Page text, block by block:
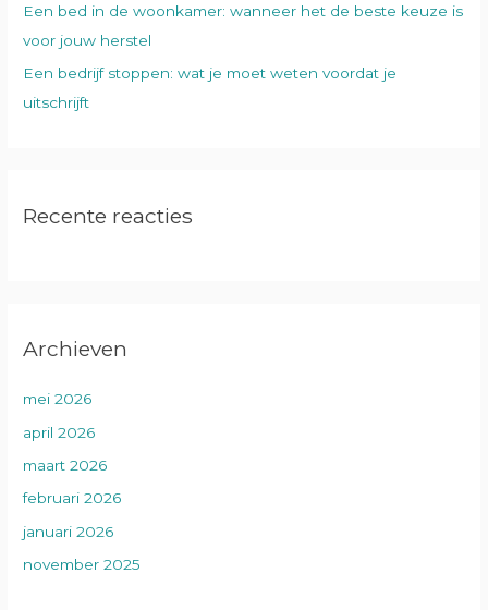
Een bed in de woonkamer: wanneer het de beste keuze is
voor jouw herstel
Een bedrijf stoppen: wat je moet weten voordat je
uitschrijft
Recente reacties
Archieven
mei 2026
april 2026
maart 2026
februari 2026
januari 2026
november 2025